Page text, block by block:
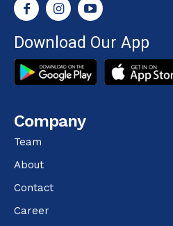
Download Our App
Company
Team
About
Contact
Career